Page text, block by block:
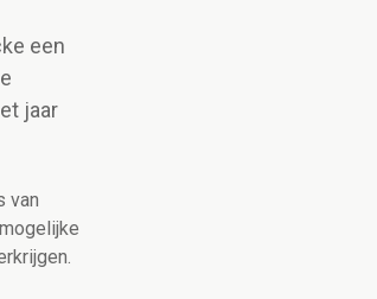
een
jaar
van